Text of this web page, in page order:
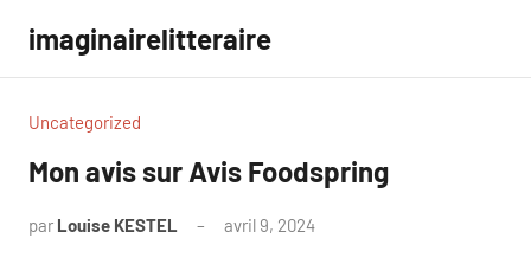
contenu
imaginairelitteraire
Uncategorized
Mon avis sur Avis Foodspring
par Louise KESTEL avril 9, 2024